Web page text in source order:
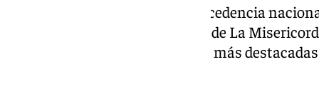
La elevada participación, la procedencia
entorno privilegiado de la playa de La
competición en una de las citas más